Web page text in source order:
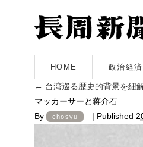
HOME 政治経済
← 台湾巡る歴史的背景を
マッカーサーと蒋介石
By
chosyu | Published